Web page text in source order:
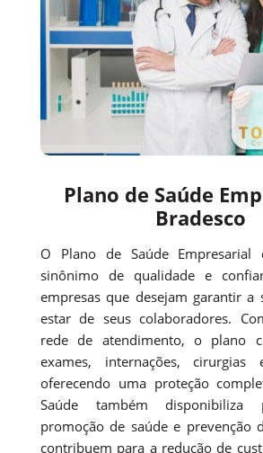
Plano de Saúde
Bradesco
O Plano de Saúde Empresarial
sinônimo de qualidade e
empresas que desejam garantir a
estar de seus colaboradores.
rede de atendimento, o plano
exames, internações, cirurgias
oferecendo uma proteção
Saúde também disponibiliza
promoção de saúde e prevenção
contribuem para a redução de